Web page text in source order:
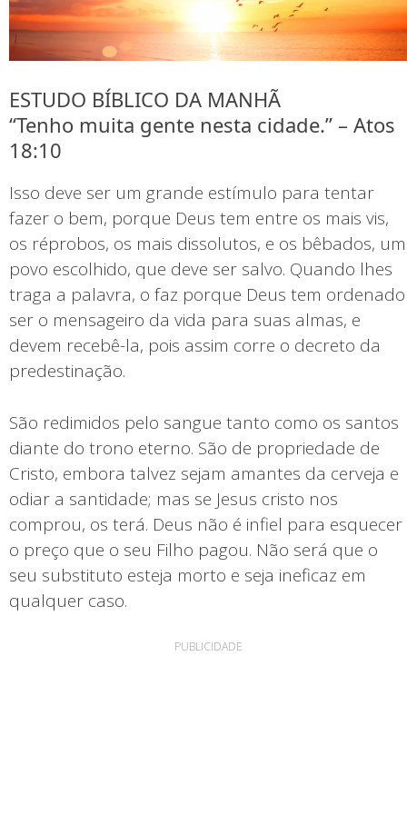
ESTUDO BÍBLICO DA MANHÃ
“Tenho muita gente nesta cidade.” – Atos
18:10
Isso deve ser um grande estímulo para tentar
fazer o bem, porque Deus tem entre os mais vis,
os réprobos, os mais dissolutos, e os bêbados, um
povo escolhido, que deve ser salvo. Quando lhes
traga a palavra, o faz porque Deus tem ordenado
ser o mensageiro da vida para suas almas, e
devem recebê-la, pois assim corre o decreto da
predestinação.
São redimidos pelo sangue tanto como os santos
diante do trono eterno. São de propriedade de
Cristo, embora talvez sejam amantes da cerveja e
odiar a santidade; mas se Jesus cristo nos
comprou, os terá. Deus não é infiel para esquecer
o preço que o seu Filho pagou. Não será que o
seu substituto esteja morto e seja ineficaz em
qualquer caso.
PUBLICIDADE